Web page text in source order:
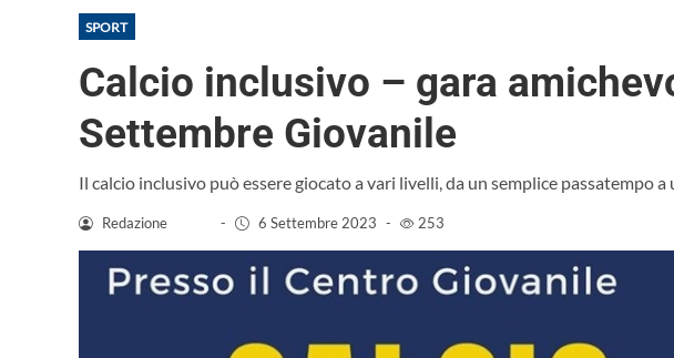
SPORT
Calcio inclusivo – gara
Settembre Giovanile
Il calcio inclusivo può essere giocato a vari livelli, da un semplice passatempo
Redazione - 6 Settembre 2023 - 253